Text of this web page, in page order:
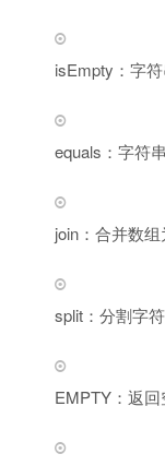
isEmpty：字
equals：字符
join：合并数
split：分割字
EMPTY：返回